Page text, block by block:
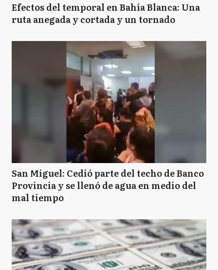
Efectos del temporal en Bahía Blanca: Una
ruta anegada y cortada y un tornado
San Miguel: Cedió parte del techo de Banco
Provincia y se llenó de agua en medio del
mal tiempo